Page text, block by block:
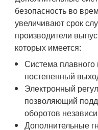
безопасность во
увеличивают срок
производители
которых имеется:
Система плавного
постепенный
Электронный
позволяющий
оборотов
Дополнительные